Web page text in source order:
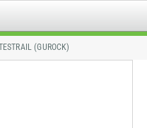
(GUROCK)